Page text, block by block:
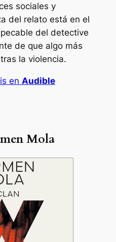
sociales y
del relato está en el
del detective
de que algo más
la violencia.
en Audible
Mola